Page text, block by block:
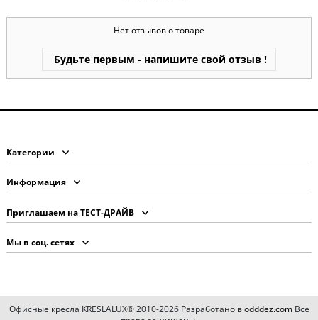
Нет отзывов о товаре
Будьте первым - напишите свой отзыв !
Категории
Информация
Приглашаем на ТЕСТ-ДРАЙВ
Мы в соц. сетях
Офисные кресла KRESLALUX® 2010-2026 Разработано вodddez.comВсе